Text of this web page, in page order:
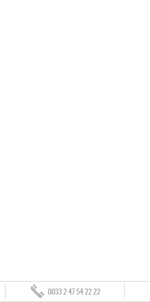
0033 2 47 54 22 22